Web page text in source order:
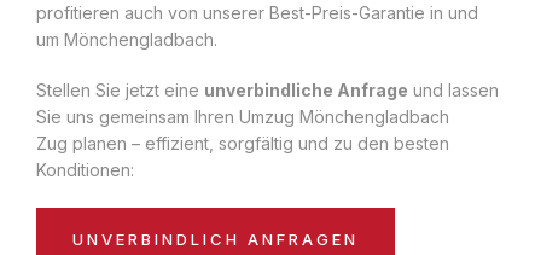
profitieren auch von unserer Best-Preis-Garantie in und
um Mönchengladbach.
Stellen Sie jetzt eine unverbindliche Anfrage und lassen
Sie uns gemeinsam Ihren Umzug Mönchengladbach
Zug planen – effizient, sorgfältig und zu den besten
Konditionen:
UNVERBINDLICH ANFRAGEN